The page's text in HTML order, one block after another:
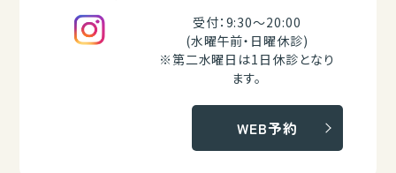
受付：9:30～20:00
(水曜午前・日曜休診)
※第二水曜日は1日休診となり
ます。
WEB予約